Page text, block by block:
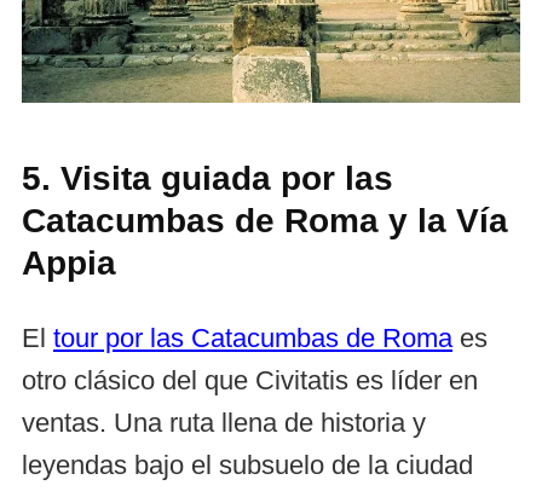
5. Visita guiada por las
Catacumbas de Roma y la Vía
Appia
El tour por las Catacumbas de Romaes
otro clásico del que Civitatis es líder en
ventas. Una ruta llena de historia y
leyendas bajo el subsuelo de la ciudad